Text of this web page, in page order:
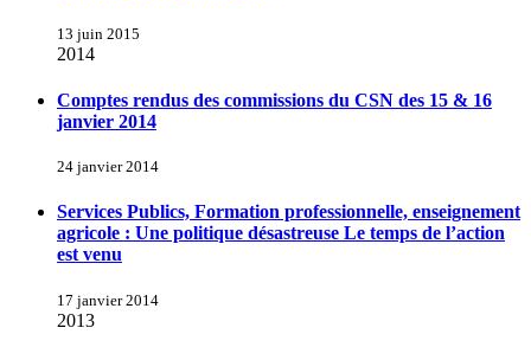
13 juin 2015
2014
Comptes rendus des commissions du CSN des 15 & 16
janvier 2014
24 janvier 2014
Services Publics, Formation professionnelle, enseignement
agricole : Une politique désastreuse Le temps de l’action
est venu
17 janvier 2014
2013